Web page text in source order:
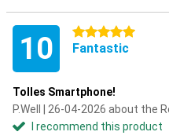
10 5 stars
Fantastic
Tolles Smartphone!
P.Well | 26-04-2026 about the
I recommend this product